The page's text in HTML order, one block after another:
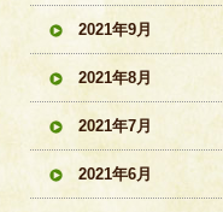
2021年9月
2021年8月
2021年7月
2021年6月